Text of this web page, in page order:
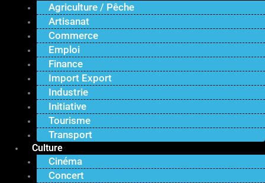
Agriculture / Pêche
Artisanat
Commerce
Emploi
Finance
Import Export
Industrie
Initiative
Tourisme
Transport
Culture
Cinéma
Concert